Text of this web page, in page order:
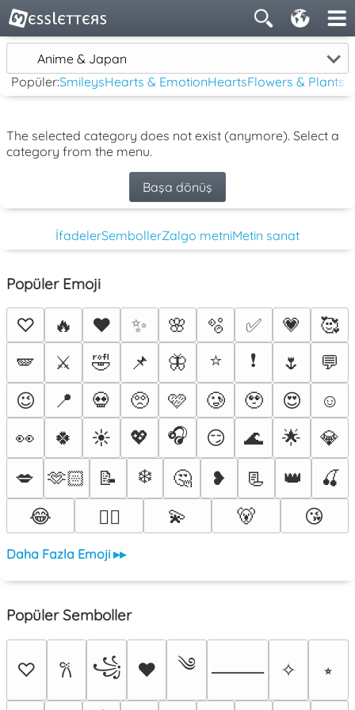
Anime & Japan
Popüler:SmileysHearts & EmotionHeartsFlowers & Plants
The selected category does not exist (anymore). Select a
category from the menu.
Başa dönüş
İfadelerSembollerZalgo metniMetin sanat
Popüler Emoji
♡ 🔥 ❤️ ✨ 🌸 🫧 ✅ 💗
🥰
🪽
⚔️ 🤣 📌 🦋 ⭐ ❗ 🌷
💬
😉
📍 💀 🥺 🩷 🥲 🥹 😍
☺️
👀
🍀 ☀️ 💖 🎧 😏 🌊 🌟
💎
💋
🫶🏻 📝 ❄️ 🤔 ❥ 📃 👑
🍒
😂
❤️‍🔥 💫 🐻 😘
Daha Fazla Emoji ▸▸
Popüler Semboller
♡ 𐙚 ꧁ ♥ ༄ ⸻ ✧ ⭒